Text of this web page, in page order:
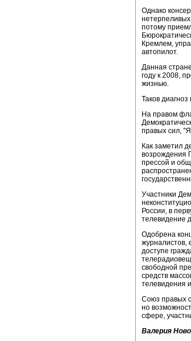
Однако
потому
Кремлем,
автопилот.
Данная
году к 2008,
жизнью.
Таков диагноз
На правом
правых сил,
Как заметил
возрождения
прессой и
Участники
России, в
телевидение
Одобрена
журналистов,
доступе
свободной
средств
телевидения
Союз правых
но
сфере,
Валерия